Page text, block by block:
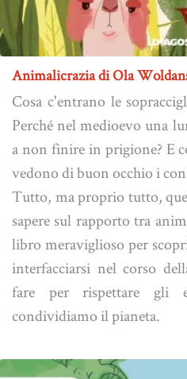
Animalicrazia di Ola
Cosa c'entrano le
Perché nel medioevo una
a non finire in prigione? E
vedono di buon occhio i
Tutto, ma proprio tutto,
sapere sul rapporto tra
libro meraviglioso per
interfacciarsi nel corso
fare per rispettare gli
condividiamo il pianeta.